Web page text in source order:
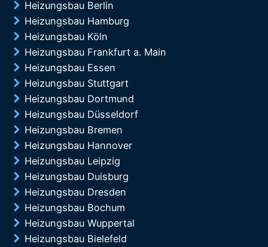
Heizungsbau Berlin
Heizungsbau Hamburg
Heizungsbau Köln
Heizungsbau Frankfurt a. Main
Heizungsbau Essen
Heizungsbau Stuttgart
Heizungsbau Dortmund
Heizungsbau Düsseldorf
Heizungsbau Bremen
Heizungsbau Hannover
Heizungsbau Leipzig
Heizungsbau Duisburg
Heizungsbau Dresden
Heizungsbau Bochum
Heizungsbau Wuppertal
Heizungsbau Bielefeld